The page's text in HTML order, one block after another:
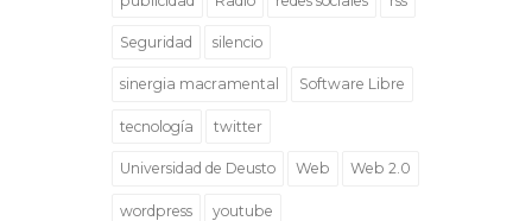
Seguridad silencio
sinergia macramental Software Libre
tecnología twitter
Universidad de Deusto Web Web 2.0
wordpress youtube